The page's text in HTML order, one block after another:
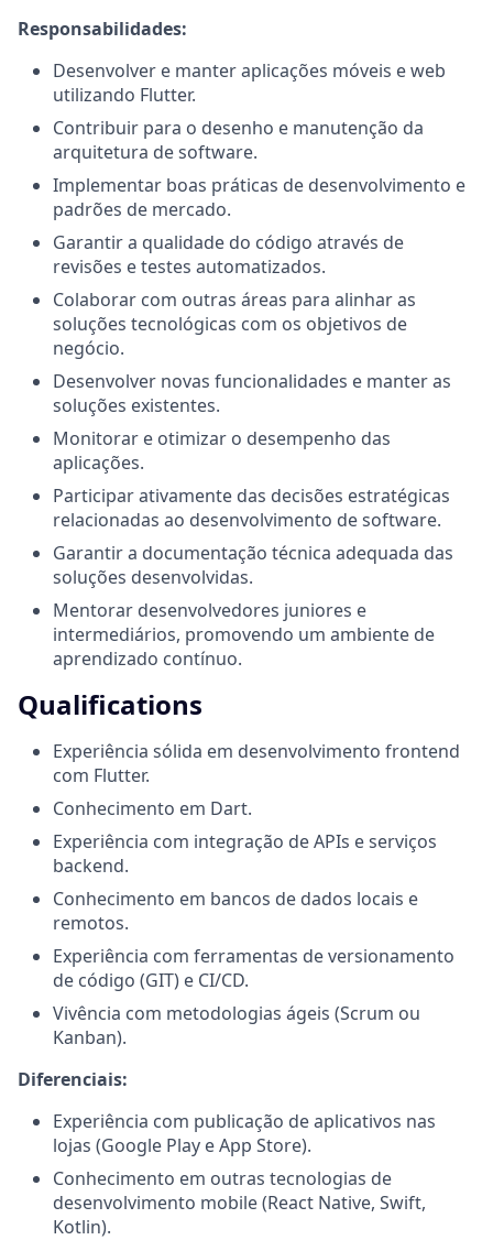
Responsabilidades:
Desenvolver e manter aplicações móveis e web
utilizando Flutter.
Contribuir para o desenho e manutenção da
arquitetura de software.
Implementar boas práticas de desenvolvimento e
padrões de mercado.
Garantir a qualidade do código através de
revisões e testes automatizados.
Colaborar com outras áreas para alinhar as
soluções tecnológicas com os objetivos de
negócio.
Desenvolver novas funcionalidades e manter as
soluções existentes.
Monitorar e otimizar o desempenho das
aplicações.
Participar ativamente das decisões estratégicas
relacionadas ao desenvolvimento de software.
Garantir a documentação técnica adequada das
soluções desenvolvidas.
Mentorar desenvolvedores juniores e
intermediários, promovendo um ambiente de
aprendizado contínuo.
Qualifications
Experiência sólida em desenvolvimento frontend
com Flutter.
Conhecimento em Dart.
Experiência com integração de APIs e serviços
backend.
Conhecimento em bancos de dados locais e
remotos.
Experiência com ferramentas de versionamento
de código (GIT) e CI/CD.
Vivência com metodologias ágeis (Scrum ou
Kanban).
Diferenciais:
Experiência com publicação de aplicativos nas
lojas (Google Play e App Store).
Conhecimento em outras tecnologias de
desenvolvimento mobile (React Native, Swift,
Kotlin).